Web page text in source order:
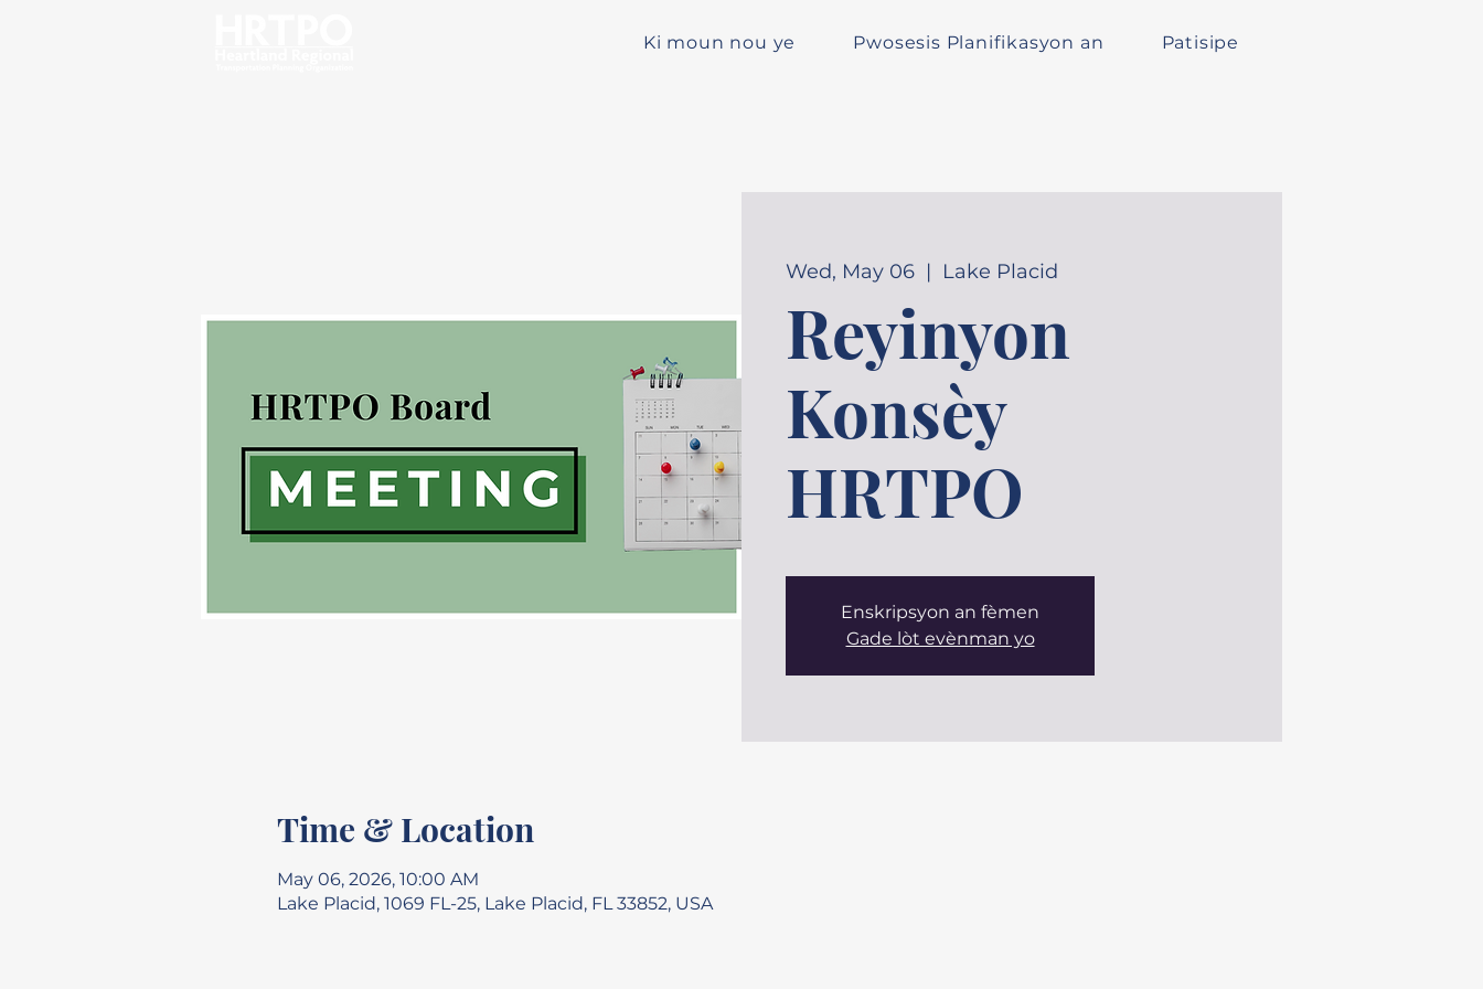
Ki moun nou ye Pwosesis Planifikasyon an Patisipe
Wed, May 06
  |
Lake Placid
Reyinyon
Konsèy
HRTPO
Enskripsyon an fèmen
Gade lòt evènman yo
Time & Location
May 06, 2026, 10:00 AM
Lake Placid, 1069 FL-25, Lake Placid, FL 33852, USA